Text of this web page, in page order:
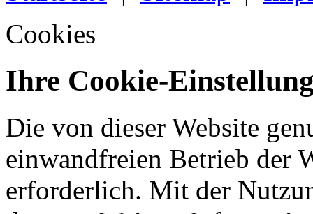
Cookies
Ihre Cookie-
Die von dieser Website
einwandfreien Betrieb der
erforderlich. Mit der